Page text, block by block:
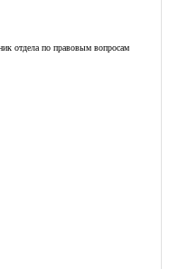
отдела по правовым вопросам